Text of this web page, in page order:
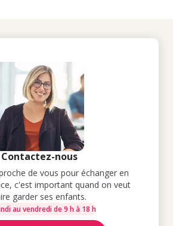
Contactez-nous
de vous pour échanger en
c'est important quand on veut
garder ses enfants.
au vendredi de 9 h à 18 h